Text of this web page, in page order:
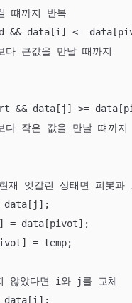
까지 반복
&& data[i] <=
&& data[j] >=
엇갈린 상태면 피봇과
않았다면 i와 j를 교체